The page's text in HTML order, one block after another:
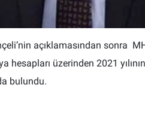
açıklamasından sonra
üzerinden 2021
bulundu.